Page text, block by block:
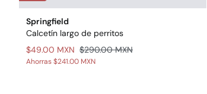
Springfield
Calcetín largo de perritos
$49.00 MXN $290.00 MXN
Ahorras$241.00 MXN